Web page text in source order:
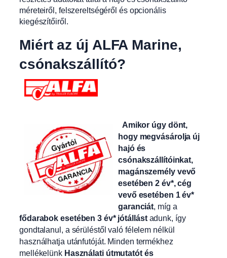
méreteiről, felszereltségéről és opcionális
kiegészítőiről.
Miért az új ALFA Marine,
csónakszállító?
Amikor úgy dönt,
hogy megvásárolja új
hajó és
csónakszállítóinkat,
magánszemély vevő
esetében 2 év*, cég
vevő esetében 1 év*
garanciát, míg a
fődarabok esetében 3 év* jótállástadunk, így
gondtalanul, a sérüléstől való félelem nélkül
használhatja utánfutóját. Minden termékhez
mellékelünk Használati útmutatót és